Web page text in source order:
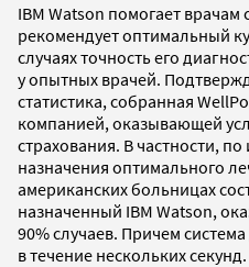
IBM Watson помогает врачам
рекомендует оптимальный
случаях точность его
у опытных врачей.
статистика, собранная
компанией, оказывающей
страхования. В частности,
назначения оптимального
американских больницах
назначенный IBM Watson,
90% случаев. Причем
в течение нескольких секунд.